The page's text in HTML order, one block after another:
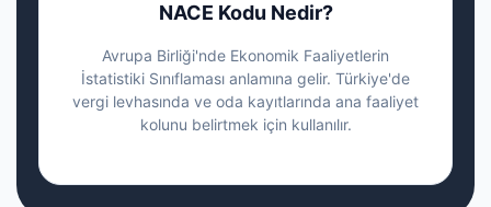
NACE Kodu Nedir?
Avrupa Birliği'nde Ekonomik Faaliyetlerin
İstatistiki Sınıflaması anlamına gelir. Türkiye'de
vergi levhasında ve oda kayıtlarında ana faaliyet
kolunu belirtmek için kullanılır.